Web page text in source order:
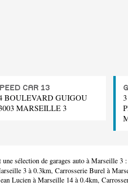
CAR 13
BOULEVARD GUIGOU
MARSEILLE 3
sélection de garages auto à Marseille 3 :
3 à 0.3km, Carrosserie Burel à
Lucien à Marseille 14 à 0.4km,